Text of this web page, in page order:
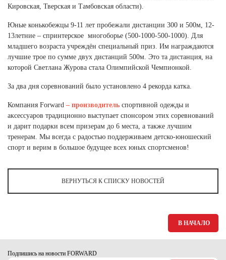
Тюменская область (3)
Хакасия (1)
Ханты-Мансийский автономный округ (3)
Ямало-Ненецкий автономный округ (1)
Ярославская область (1)
Кировская, Тверская и Тамбовская области).
Юные конькобежцы 9-11 лет пробежали дистанции 300 и 500м, 12-
13летние – спринтерское многоборье (500-1000-500-1000). Для
младшего возраста учреждён специальный приз. Им награждаются
лучшие трое по сумме двух дистанций 500м. Это та дистанция, на
которой Светлана Журова стала Олимпийской Чемпионкой.
За два дня соревнований было установлено 4 рекорда катка.
Компания Forward – производитель спортивной одежды и
аксессуаров традиционно выступает спонсором этих соревнований
и дарит подарки всем призерам до 6 места, а также лучшим
тренерам. Мы всегда с радостью поддерживаем детско-юношеский
спорт и верим в большое будущее всех юных спортсменов!
ВЕРНУТЬСЯ К СПИСКУ НОВОСТЕЙ
В НАЧАЛО
Подпишись на новости FORWARD